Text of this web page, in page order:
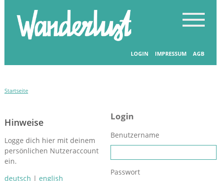
LOGIN IMPRESSUM AGB
Startseite
Hinweise
Logge dich hier mit deinem
persönlichen Nutzeraccount
ein.
deutsch | english
Login
Benutzername
Passwort